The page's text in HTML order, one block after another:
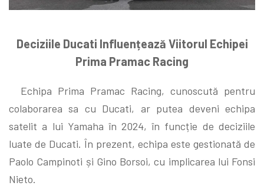
Deciziile Ducati Influențează Viitorul Echipei
Prima Pramac Racing
Echipa Prima Pramac Racing, cunoscută pentru
colaborarea sa cu Ducati, ar putea deveni echipa
satelit a lui Yamaha în 2024, în funcție de deciziile
luate de Ducati. În prezent, echipa este gestionată de
Paolo Campinoti și Gino Borsoi, cu implicarea lui Fonsi
Nieto.